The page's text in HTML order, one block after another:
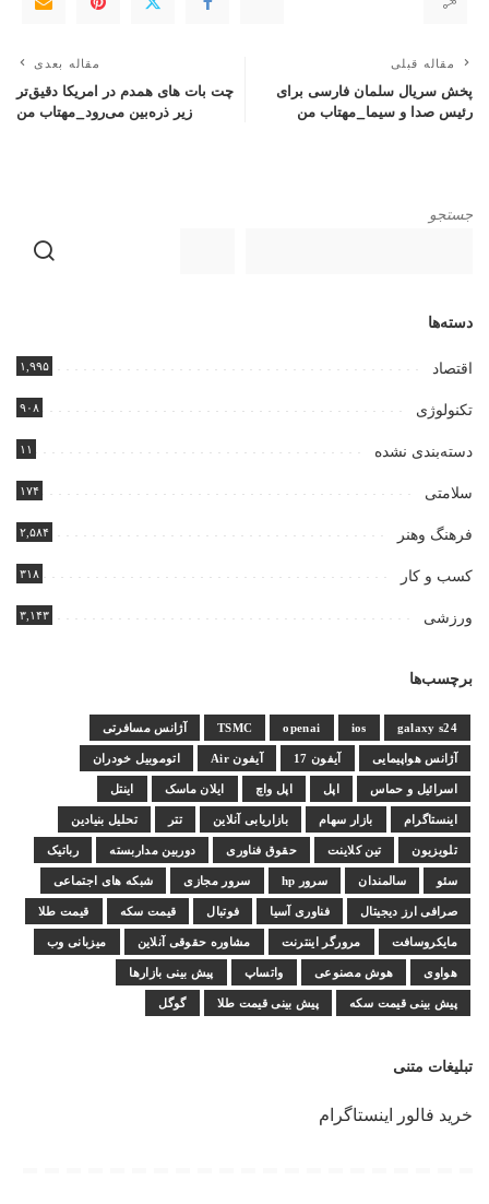
مقاله قبلی
پخش سریال سلمان فارسی برای
رئیس صدا و سیما_مهتاب من
مقاله بعدی
چت بات های همدم در امریکا دقیق‌تر
زیر ذره‌بین می‌رود_مهتاب من
جستجو
دسته‌ها
اقتصاد ۱,۹۹۵
تکنولوژی ۹۰۸
دسته‌بندی نشده ۱۱
سلامتی ۱۷۴
فرهنگ وهنر ۲,۵۸۴
کسب و کار ۳۱۸
ورزشی ۳,۱۴۳
برچسب‌ها
galaxy s24
ios
openai
TSMC آژانس مسافرتی
آژانس هواپیمایی آیفون 17 آیفون Air اتوموبیل خودران
اسرائیل و حماس اپل اپل واچ ایلان ماسک اینتل
اینستاگرام بازار سهام بازاریابی آنلاین تتر تحلیل بنیادین
تلویزیون تین کلاینت حقوق فناوری دوربین مداربسته رباتیک
سئو سالمندان سرور hp سرور مجازی شبکه های اجتماعی
صرافی ارز دیجیتال فناوری آسیا فوتبال قیمت سکه قیمت طلا
مایکروسافت مرورگر اینترنت مشاوره حقوقی آنلاین میزبانی وب
هواوی هوش مصنوعی واتساپ پیش بینی بازارها
پیش بینی قیمت سکه پیش بینی قیمت طلا گوگل
تبلیغات متنی
خرید فالور اینستاگرام